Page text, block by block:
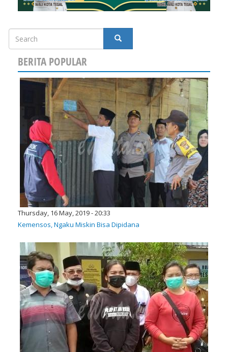
Search
SEARCH
BERITA POPULAR
Thursday, 16 May, 2019 - 20:33
Kemensos, Ngaku Miskin Bisa Dipidana